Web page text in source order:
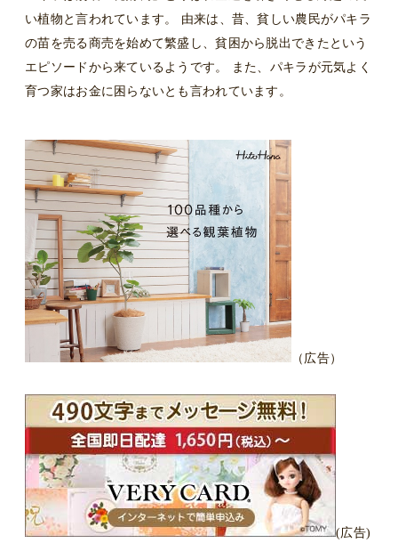
い植物と言われています。 由来は、昔、貧しい農民がパキラ
の苗を売る商売を始めて繁盛し、貧困から脱出できたという
エピソードから来ているようです。 また、パキラが元気よく
育つ家はお金に困らないとも言われています。
（広告）
(広告)